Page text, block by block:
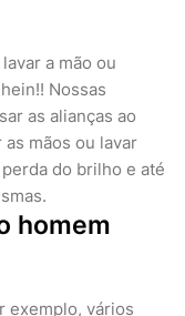
a mão ou
Nossas
as alianças ao
mãos ou lavar
do brilho e até
homem
exemplo, vários